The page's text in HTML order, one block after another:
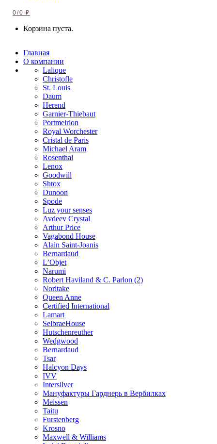
0/0₽
Корзина пуста.
Главная
О компании
Lalique
Christofle
St. Louis
Daum
Herend
Garnier-Thiebaut
Portmeirion
Royal Worchester
Cristal de Paris
Michael Aram
Rosenthal
Lenox
Goodwill
Shtox
Dunoon
Spode
Luz your senses
Avdeev Crystal
Arthur Price
Vagabond House
Alain Saint-Joanis
Bernardaud
L’Objet
Narumi
Robert Haviland & C. Parlon (2)
Noritakе
Queen Anne
Certified International
Lamart
SelbraeHouse
Hutschenreuther
Wedgwood
Bernardaud
Tsar
Halcyon Days
IVV
Intersilver
Мануфактуры Гарднерь в Вербилках
Meissen
Taitu
Furstenberg
Krosno
Maxwell & Williams